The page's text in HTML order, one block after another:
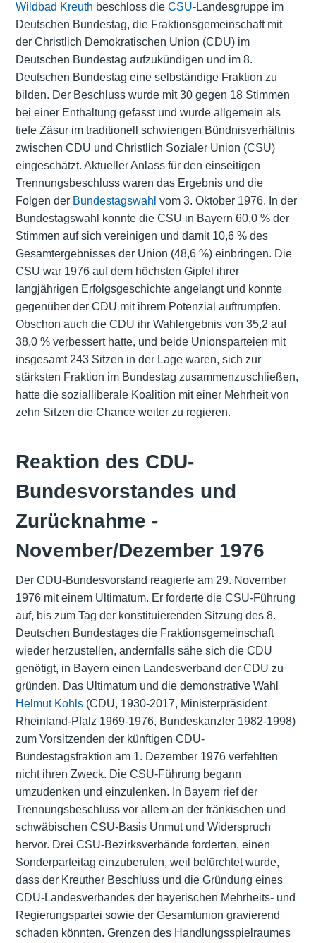
Wildbad Kreuth beschloss die CSU-Landesgruppe im
Deutschen Bundestag, die Fraktionsgemeinschaft mit
der Christlich Demokratischen Union (CDU) im
Deutschen Bundestag aufzukündigen und im 8.
Deutschen Bundestag eine selbständige Fraktion zu
bilden. Der Beschluss wurde mit 30 gegen 18 Stimmen
bei einer Enthaltung gefasst und wurde allgemein als
tiefe Zäsur im traditionell schwierigen Bündnisverhältnis
zwischen CDU und Christlich Sozialer Union (CSU)
eingeschätzt. Aktueller Anlass für den einseitigen
Trennungsbeschluss waren das Ergebnis und die
Folgen der Bundestagswahl vom 3. Oktober 1976. In der
Bundestagswahl konnte die CSU in Bayern 60,0 % der
Stimmen auf sich vereinigen und damit 10,6 % des
Gesamtergebnisses der Union (48,6 %) einbringen. Die
CSU war 1976 auf dem höchsten Gipfel ihrer
langjährigen Erfolgsgeschichte angelangt und konnte
gegenüber der CDU mit ihrem Potenzial auftrumpfen.
Obschon auch die CDU ihr Wahlergebnis von 35,2 auf
38,0 % verbessert hatte, und beide Unionsparteien mit
insgesamt 243 Sitzen in der Lage waren, sich zur
stärksten Fraktion im Bundestag zusammenzuschließen,
hatte die sozialliberale Koalition mit einer Mehrheit von
zehn Sitzen die Chance weiter zu regieren.
Reaktion des CDU-
Bundesvorstandes und
Zurücknahme -
November/Dezember 1976
Der CDU-Bundesvorstand reagierte am 29. November
1976 mit einem Ultimatum. Er forderte die CSU-Führung
auf, bis zum Tag der konstituierenden Sitzung des 8.
Deutschen Bundestages die Fraktionsgemeinschaft
wieder herzustellen, andernfalls sähe sich die CDU
genötigt, in Bayern einen Landesverband der CDU zu
gründen. Das Ultimatum und die demonstrative Wahl
Helmut Kohls(CDU, 1930-2017, Ministerpräsident
Rheinland-Pfalz 1969-1976, Bundeskanzler 1982-1998)
zum Vorsitzenden der künftigen CDU-
Bundestagsfraktion am 1. Dezember 1976 verfehlten
nicht ihren Zweck. Die CSU-Führung begann
umzudenken und einzulenken. In Bayern rief der
Trennungsbeschluss vor allem an der fränkischen und
schwäbischen CSU-Basis Unmut und Widerspruch
hervor. Drei CSU-Bezirksverbände forderten, einen
Sonderparteitag einzuberufen, weil befürchtet wurde,
dass der Kreuther Beschluss und die Gründung eines
CDU-Landesverbandes der bayerischen Mehrheits- und
Regierungspartei sowie der Gesamtunion gravierend
schaden könnten. Grenzen des Handlungsspielraumes